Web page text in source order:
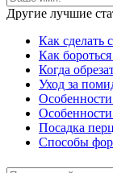
Другие лучшие
Как сделать
Как
Когда
Уход за
Посадка
Способы